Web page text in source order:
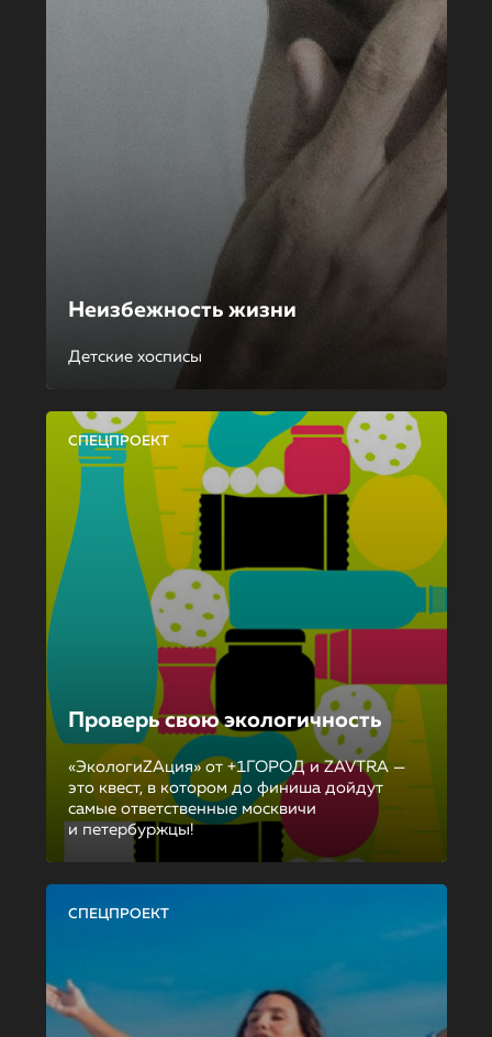
Неизбежность жизни
Детские хосписы
СПЕЦПРОЕКТ
Проверь свою экологичность
«ЭкологиZAция» от +1ГОРОД и ZAVTRA —
это квест, в котором до финиша дойдут
самые ответственные москвичи
и петербуржцы!
СПЕЦПРОЕКТ